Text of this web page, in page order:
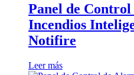
Panel de
Incendios
Notifire
Leer más